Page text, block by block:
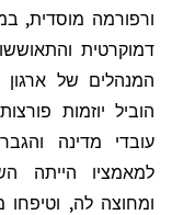
ורפורמה מוסדית,
דמוקרטית
הוביל יוזמות
עובדי מדינה
למאמציו הייתה
ומחוצה לה,